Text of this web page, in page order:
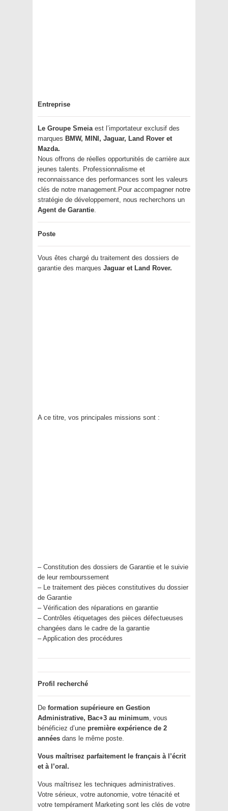
Entreprise
Le Groupe Smeia est l’importateur exclusif des
marques BMW, MINI, Jaguar, Land Rover et
Mazda.
Nous offrons de réelles opportunités de carrière aux
jeunes talents. Professionnalisme et
reconnaissance des performances sont les valeurs
clés de notre management.Pour accompagner notre
stratégie de développement, nous recherchons un
Agent de Garantie.
Poste
Vous êtes chargé du traitement des dossiers de
garantie des marques Jaguar et Land Rover.
A ce titre, vos principales missions sont :
– Constitution des dossiers de Garantie et le suivie
de leur rembourssement
– Le traitement des pièces constitutives du dossier
de Garantie
– Vérification des réparations en garantie
– Contrôles étiquetages des pièces défectueuses
changées dans le cadre de la garantie
– Application des procédures
Profil recherché
De formation supérieure en Gestion
Administrative, Bac+3 au minimum, vous
bénéficiez d’une première expérience de 2
années dans le même poste.
Vous maîtrisez parfaitement le français à l’écrit
et à l’oral.
Vous maîtrisez les techniques administratives.
Votre sérieux, votre autonomie, votre ténacité et
votre tempérament Marketing sont les clés de votre